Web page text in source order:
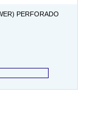
PERFORADO